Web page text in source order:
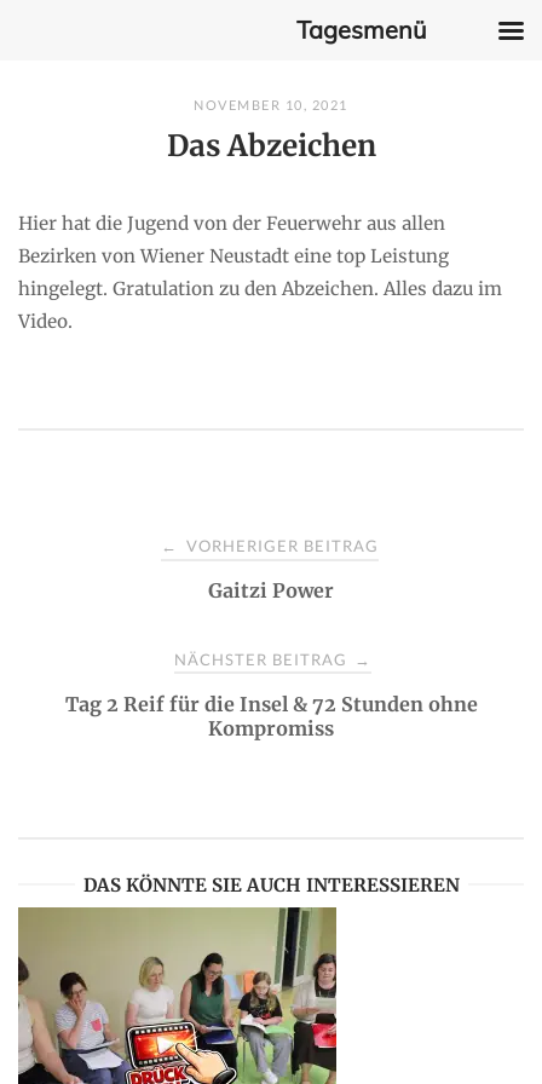
NOVEMBER 10, 2021
Das Abzeichen
Hier hat die Jugend von der Feuerwehr aus allen
Bezirken von Wiener Neustadt eine top Leistung
hingelegt. Gratulation zu den Abzeichen. Alles dazu im
Video.
v
i
g
← VORHERIGER BEITRAG
Gaitzi Power
NÄCHSTER BEITRAG →
Tag 2 Reif für die Insel & 72 Stunden ohne
Kompromiss
DAS KÖNNTE SIE AUCH INTERESSIEREN
Tagesmenü